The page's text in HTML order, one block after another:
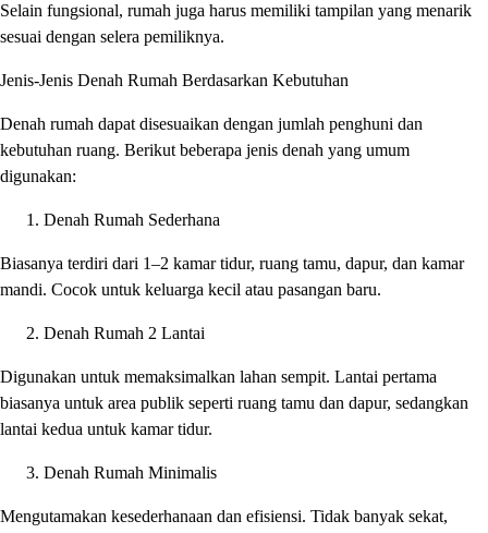
Selain fungsional, rumah juga harus memiliki tampilan yang menarik
sesuai dengan selera pemiliknya.
Jenis-Jenis Denah Rumah Berdasarkan Kebutuhan
Denah rumah dapat disesuaikan dengan jumlah penghuni dan
kebutuhan ruang. Berikut beberapa jenis denah yang umum
digunakan:
Denah Rumah Sederhana
Biasanya terdiri dari 1–2 kamar tidur, ruang tamu, dapur, dan kamar
mandi. Cocok untuk keluarga kecil atau pasangan baru.
Denah Rumah 2 Lantai
Digunakan untuk memaksimalkan lahan sempit. Lantai pertama
biasanya untuk area publik seperti ruang tamu dan dapur, sedangkan
lantai kedua untuk kamar tidur.
Denah Rumah Minimalis
Mengutamakan kesederhanaan dan efisiensi. Tidak banyak sekat,